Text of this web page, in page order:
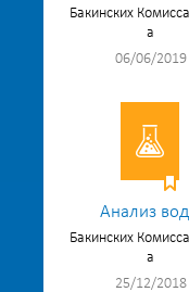
Бакинских
а
06/06/2019
Анализ
Бакинских
а
25/12/2018